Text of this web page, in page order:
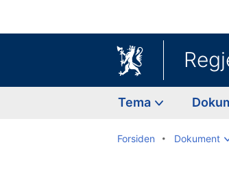
Tema
Forsiden Dokument